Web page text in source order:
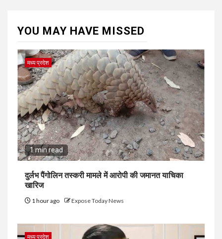
YOU MAY HAVE MISSED
मध्य प्रदेश
1 min read
दुर्लभ पैंगोलिन तस्करी मामले में आरोपी की जमानत याचिका
खारिज
1 hour ago Expose Today News
मध्य प्रदेश